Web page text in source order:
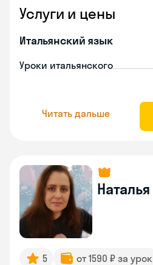
Услуги и цены
Итальянский язык
Уроки итальянского
Читать дальше
Наталья
5 от 1590 ₽ за урок